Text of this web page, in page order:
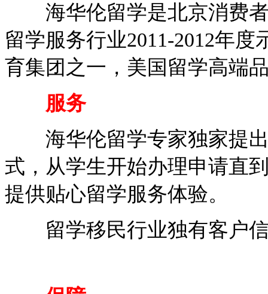
海华伦留学是北京消费者
留学服务行业2011-2012年
育集团之一，美国留学高端
服务
海华伦留学专家独家提出
式，从学生开始办理申请直
提供贴心留学服务体验。
留学移民行业独有客户信